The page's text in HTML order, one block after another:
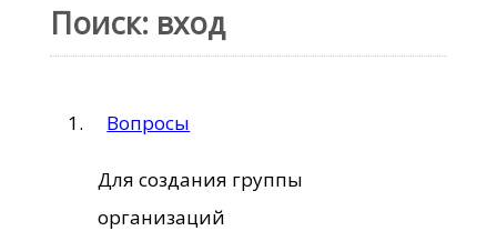
Поиск: вход
Вопросы
Для создания группы
организаций